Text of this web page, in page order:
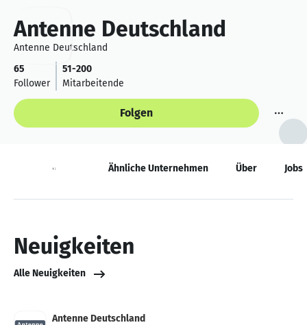
Antenne Deutschland
Antenne Deutschland
65
Follower
51-200
Mitarbeitende
Folgen
Neuigkeiten Ähnliche Unternehmen Über Jobs
Neuigkeiten
Alle Neuigkeiten
Antenne Deutschland